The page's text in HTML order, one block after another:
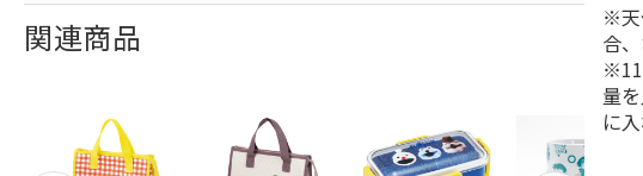
関連商品
※天
合
※11
量
に